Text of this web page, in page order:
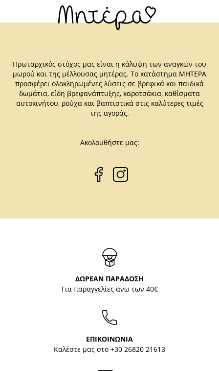
Πρωταρχικός στόχος μας είναι η κάλυψη των αναγκών του
μωρού και της μέλλουσας μητέρας. Το κατάστημα ΜΗΤΕΡΑ
προσφέρει ολοκληρωμένες λύσεις σε βρεφικά και παιδικά
δωμάτια, είδη βρεφανάπτυξης, καροτσάκια, καθίσματα
αυτοκινήτου, ρούχα και βαπτιστικά στις καλύτερες τιμές
της αγοράς.
Ακολουθήστε μας:
ΔΩΡΕΑΝ ΠΑΡΑΔΟΣΗ
Για παραγγελίες άνω των 40€
ΕΠΙΚΟΙΝΩΝΙΑ
Καλέστε μας στο +30 26820 21613